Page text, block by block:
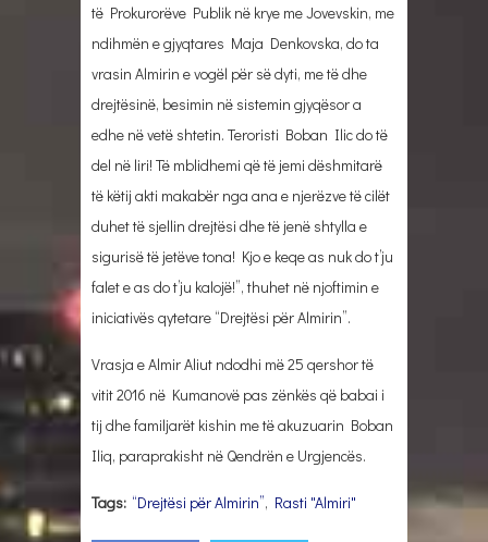
të Prokurorëve Publik në krye me Jovevskin, me
ndihmën e gjyqtares Maja Denkovska, do ta
vrasin Almirin e vogël për së dyti, me të dhe
drejtësinë, besimin në sistemin gjyqësor a
edhe në vetë shtetin. Teroristi Boban Ilic do të
del në liri! Të mblidhemi që të jemi dëshmitarë
të këtij akti makabër nga ana e njerëzve të cilët
duhet të sjellin drejtësi dhe të jenë shtylla e
sigurisë të jetëve tona! Kjo e keqe as nuk do t’ju
falet e as do t’ju kalojë!”, thuhet në njoftimin e
iniciativës qytetare “Drejtësi për Almirin”.
Vrasja e Almir Aliut ndodhi më 25 qershor të
vitit 2016 në Kumanovë pas zënkës që babai i
tij dhe familjarët kishin me të akuzuarin Boban
Iliq, paraprakisht në Qendrën e Urgjencës.
Tags: “Drejtësi për Almirin”, Rasti "Almiri"